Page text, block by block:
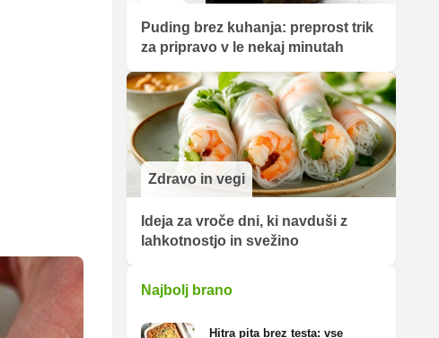
Puding brez kuhanja: preprost trik
za pripravo v le nekaj minutah
Zdravo in vegi
Ideja za vroče dni, ki navduši z
lahkotnostjo in svežino
Najbolj brano
Hitra pita brez testa: vse